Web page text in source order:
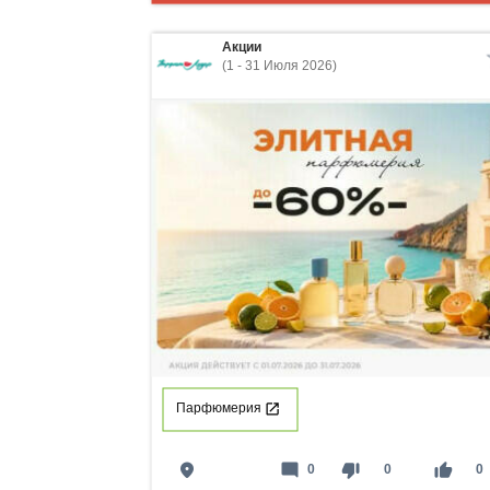
Акции
(1 - 31 Июля 2026)
Парфюмерия
place thumb_down 0 thumb_up 0
mode_comment 0